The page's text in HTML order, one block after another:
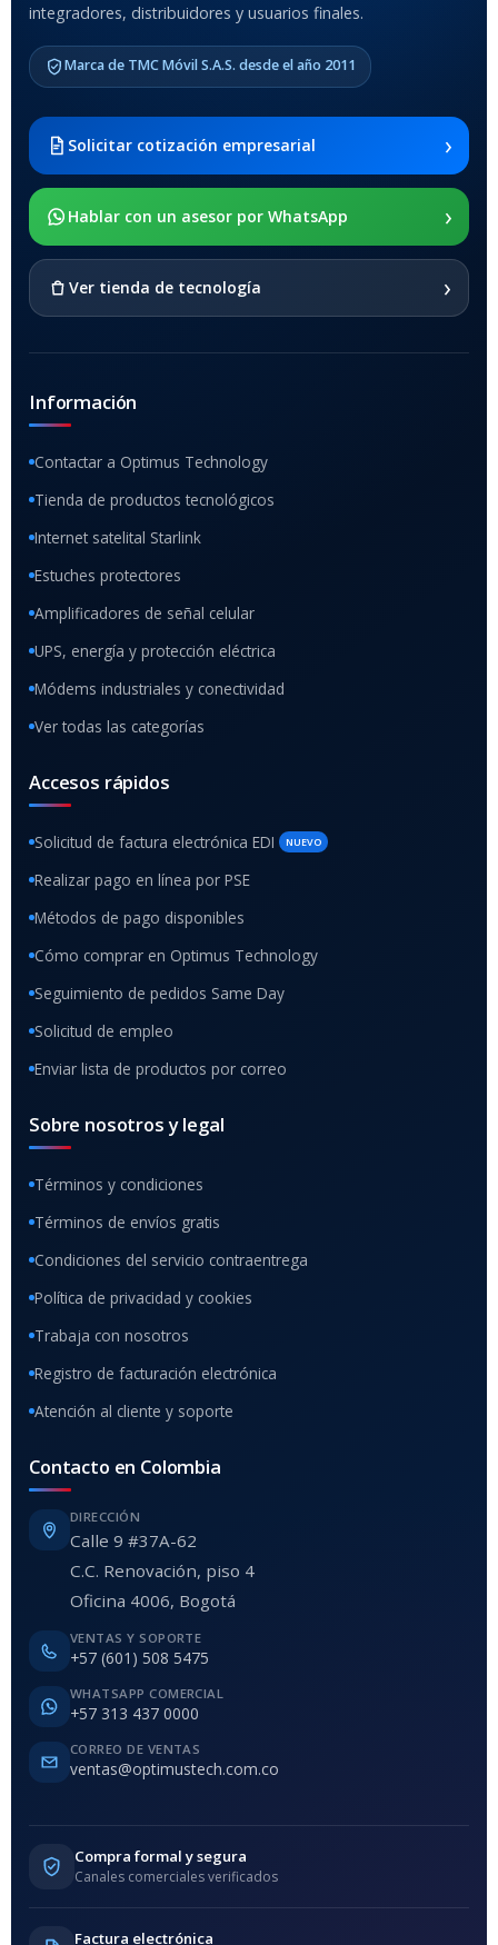
MODELO DE TABLETS
COMPATIBLES
2021 SM-x200 / Samsung
Galaxy Tab A8 10.5 2021 SM-
x205
SOPORTE DE APOYO
integradores, distribuidores y usuarios finales.
Marca de TMC Móvil S.A.S. desde el año 2011
Solicitar cotización empresarial ›
Hablar con un asesor por WhatsApp ›
Ver tienda de tecnología ›
Información
Contactar a Optimus Technology
Tienda de productos tecnológicos
Internet satelital Starlink
Estuches protectores
Amplificadores de señal celular
UPS, energía y protección eléctrica
Módems industriales y conectividad
Ver todas las categorías
Accesos rápidos
Solicitud de factura electrónica EDI NUEVO
Realizar pago en línea por PSE
Métodos de pago disponibles
Cómo comprar en Optimus Technology
Seguimiento de pedidos Same Day
Solicitud de empleo
Enviar lista de productos por correo
Sobre nosotros y legal
Términos y condiciones
Términos de envíos gratis
Condiciones del servicio contraentrega
Política de privacidad y cookies
Trabaja con nosotros
Registro de facturación electrónica
Atención al cliente y soporte
Contacto en Colombia
DIRECCIÓN
Calle 9 #37A-62
C.C. Renovación, piso 4
Oficina 4006, Bogotá
VENTAS Y SOPORTE
+57 (601) 508 5475
WHATSAPP COMERCIAL
+57 313 437 0000
CORREO DE VENTAS
ventas@optimustech.com.co
Compra formal y segura
Canales comerciales verificados
Factura electrónica